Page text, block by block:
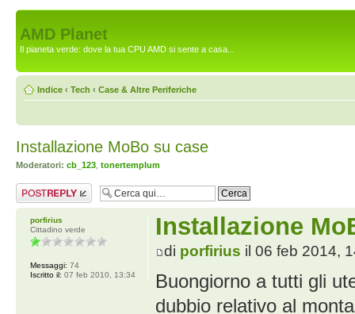
AMD Planet
Il pianeta verde: dove la tua CPU AMD si sente a casa...
Indice ‹ Tech ‹ Case & Altre Periferiche
Installazione MoBo su case
Moderatori: cb_123 tonertemplum
Rispondi al
messaggio
Installazione
di porfirius il 06 feb 2014,
Buongiorno a tutti gli
dubbio relativo al
porfirius
Cittadino verde
Messaggi: 74
Iscritto il: 07 feb 2010, 13:34